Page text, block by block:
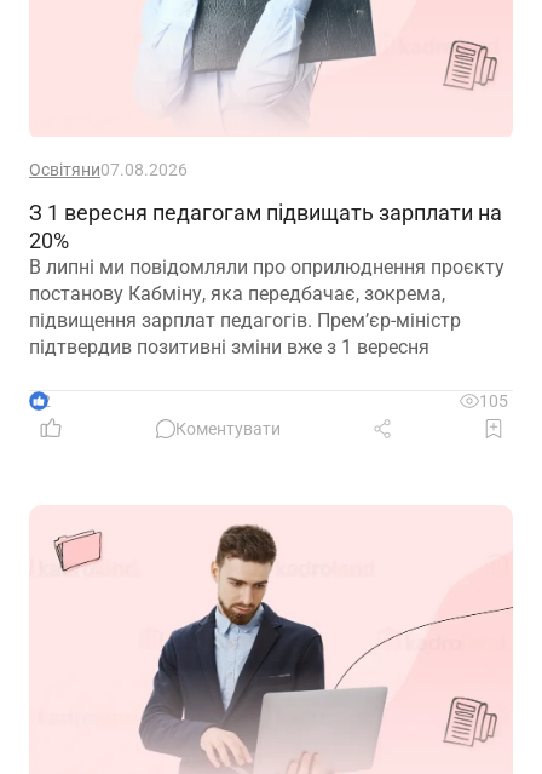
Освітяни07.08.2026
З 1 вересня педагогам підвищать зарплати на
20%
В липні ми повідомляли про оприлюднення проєкту
постанову Кабміну, яка передбачає, зокрема,
підвищення зарплат педагогів. Прем’єр-міністр
підтвердив позитивні зміни вже з 1 вересня
2
105
Коментувати